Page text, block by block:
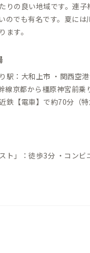
りの良い地域です。連
のでも有名です。夏には
ます。
駅：大和上市 ・関西空
線京都から橿原神宮前乗
鉄【電車】で約70分（
ト」：徒歩3分 ・コンビ